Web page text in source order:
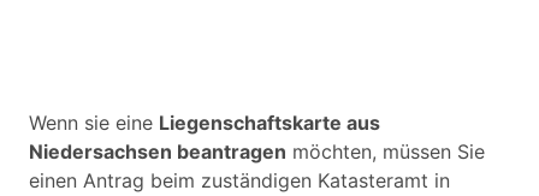
Wenn sie eine Liegenschaftskarte aus
Niedersachsen beantragen möchten, müssen Sie
einen Antrag beim zuständigen Katasteramt in